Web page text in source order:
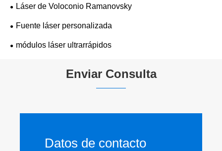
Láser de Voloconio Ramanovsky
Fuente láser personalizada
módulos láser ultrarrápidos
Enviar Consulta
Datos de contacto